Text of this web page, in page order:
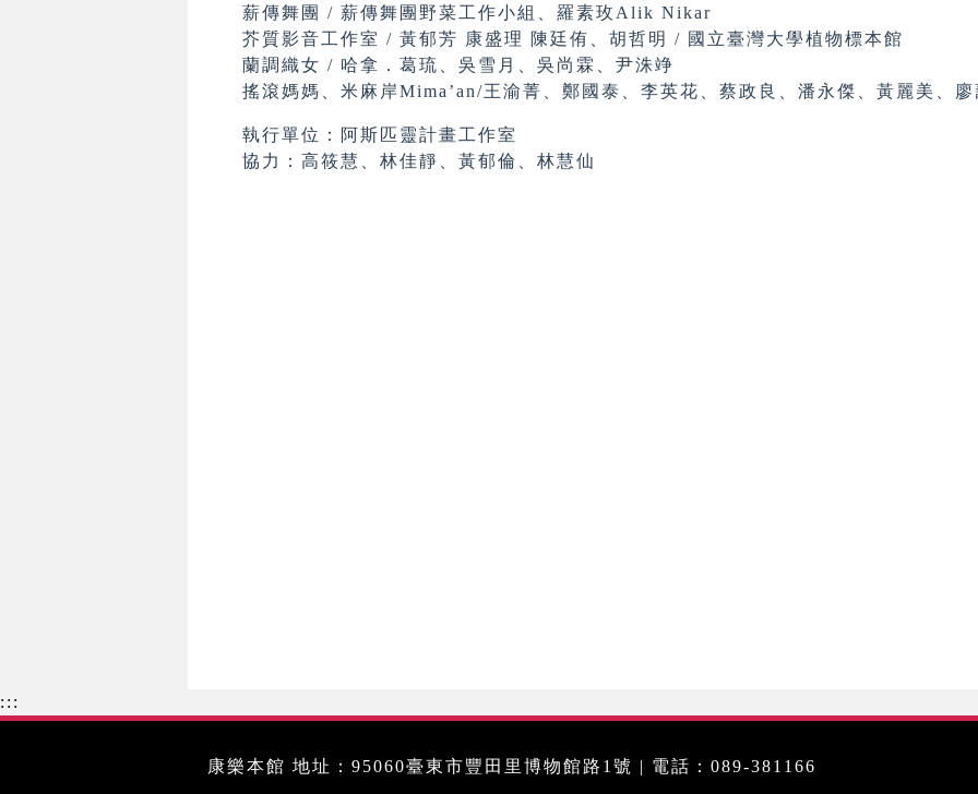
薪傳舞團 / 薪傳舞團野菜工作小組、羅素玫Alik Nikar
芥質影音工作室 / 黃郁芳 康盛理 陳廷侑、胡哲明 / 國立臺灣大學植物標本館
蘭調織女 / 哈拿．葛琉、吳雪月、吳尚霖、尹洙竫
搖滾媽媽、米麻岸Mima’an/王渝菁、鄭國泰、李英花、蔡政良、潘永傑、黃麗美、
執行單位：阿斯匹靈計畫工作室
協力：高筱慧、林佳靜、黃郁倫、林慧仙
:::
康樂本館 地址：95060臺東市豐田里博物館路1號 | 電話：089-381166